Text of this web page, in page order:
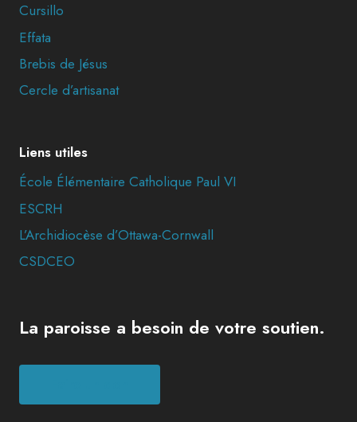
Cursillo
Effata
Brebis de Jésus
Cercle d’artisanat
Liens utiles
École Élémentaire Catholique Paul VI
ESCRH
L’Archidiocèse d’Ottawa-Cornwall
CSDCEO
La paroisse a besoin de votre soutien.